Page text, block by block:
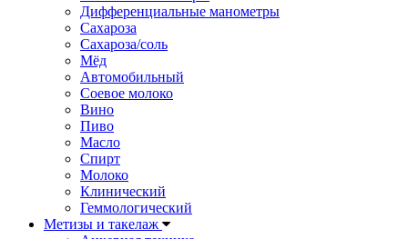
Дифференциальные манометры
Сахароза
Сахароза/соль
Мёд
Автомобильный
Соевое молоко
Вино
Пиво
Масло
Спирт
Молоко
Клинический
Геммологический
Метизы и такелаж